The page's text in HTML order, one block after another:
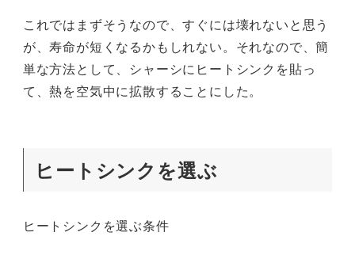
これではまずそうなので、すぐには壊れないと思う
が、寿命が短くなるかもしれない。それなので、簡
単な方法として、シャーシにヒートシンクを貼っ
て、熱を空気中に拡散することにした。
ヒートシンクを選ぶ
ヒートシンクを選ぶ条件